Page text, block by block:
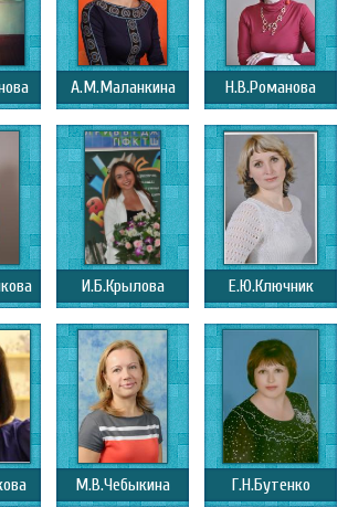
А.М.Маланкина Н.В.Романова
И.Б.Крылова Е.Ю.Ключник
М.В.Чебыкина Г.Н.Бутенко